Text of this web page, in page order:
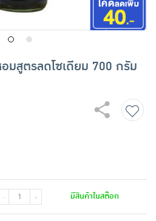
มสูตรลดโซเดียม 700 กรัม
- + มีสินค้าในสต๊อก